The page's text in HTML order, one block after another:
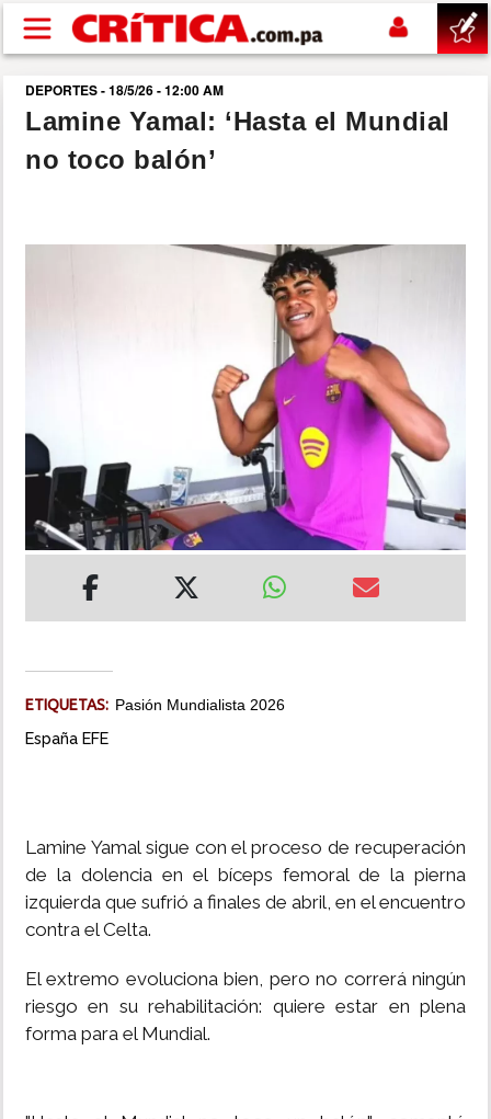
Pasar al contenido principal
buscar
SUCESOS
MUNDO
INSÓLITAS
MULTIMEDIA
DEPORTES - 18/5/26 - 12:00 AM
Lamine Yamal: ‘Hasta el Mundial
no toco balón’
ETIQUETAS: Pasión Mundialista 2026
España EFE
Lamine Yamal sigue con el proceso de recuperación
de la dolencia en el bíceps femoral de la pierna
izquierda que sufrió a finales de abril, en el encuentro
contra el Celta.
El extremo evoluciona bien, pero no correrá ningún
riesgo en su rehabilitación: quiere estar en plena
forma para el Mundial.